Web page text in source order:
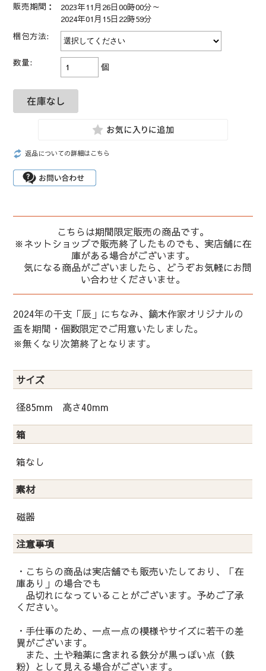
販売期間：
2023年11月26日00時00分～
2024年01月15日22時59分
梱包方法:
数量: 個
返品についての詳細はこちら
こちらは期間限定販売の商品です。
※ネットショップで販売終了したものでも、実店舗に在
庫がある場合がございます。
気になる商品がございましたら、どうぞお気軽にお問
い合わせくださいませ。
2024年の干支「辰」にちなみ、鏑木作家オリジナルの
盃を期間・個数限定でご用意いたしました。
※無くなり次第終了となります。
サイズ
径85mm 高さ40mm
箱
箱なし
素材
磁器
注意事項
・こちらの商品は実店舗でも販売いたしており、「在
庫あり」の場合でも
品切れになっていることがございます。予めご了承
ください。
・手仕事のため、一点一点の模様やサイズに若干の差
異がございます。
また、土や釉薬に含まれる鉄分が黒っぽい点（鉄
粉）として見える場合がございます。